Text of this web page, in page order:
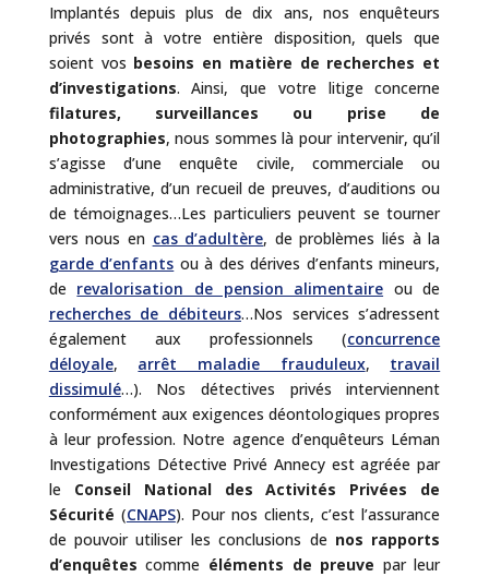
Implantés depuis plus de dix ans, nos enquêteurs
privés sont à votre entière disposition, quels que
soient vos besoins en matière de recherches et
d’investigations. Ainsi, que votre litige concerne
filatures, surveillances ou prise de
photographies, nous sommes là pour intervenir, qu’il
s’agisse d’une enquête civile, commerciale ou
administrative, d’un recueil de preuves, d’auditions ou
de témoignages…Les particuliers peuvent se tourner
vers nous en cas d’adultère, de problèmes liés à la
garde d’enfants ou à des dérives d’enfants mineurs,
de revalorisation de pension alimentaire ou de
recherches de débiteurs…Nos services s’adressent
également aux professionnels (concurrence
déloyale, arrêt maladie frauduleux, travail
dissimulé…). Nos détectives privés interviennent
conformément aux exigences déontologiques propres
à leur profession. Notre agence d’enquêteurs Léman
Investigations Détective Privé Annecy est agréée par
le Conseil National des Activités Privées de
Sécurité (CNAPS). Pour nos clients, c’est l’assurance
de pouvoir utiliser les conclusions de nos rapports
d’enquêtes comme éléments de preuve par leur